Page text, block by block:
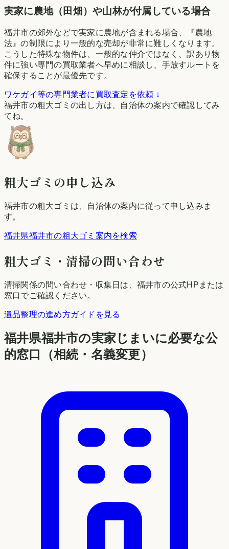
実家に農地（田畑）や山林が付属している場合
福井市の郊外などで実家に農地が含まれる場合、『農地
法』の制限により一般的な売却が非常に難しくなります。
こうした特殊な物件は、一般的な仲介ではなく、訳あり物
件に強い専門の買取業者へ早めに相談し、手放すルートを
確保することが最優先です。
ワケガイ等の専門業者に買取査定を依頼 ↓
福井市の粗大ゴミの出し方は、自治体の案内で確認してみ
てね。
粗大ゴミの申し込み
福井市の粗大ゴミは、自治体の案内に従って申し込みま
す。
福井県福井市の粗大ゴミ案内を検索
粗大ゴミ・清掃の問い合わせ
清掃関係の問い合わせ・収集日は、 福井市の公式HPまたは
窓口でご確認ください。
遺品整理の進め方ガイドを見る
福井県福井市の実家じまいに必要な公
的窓口（相続・名義変更）